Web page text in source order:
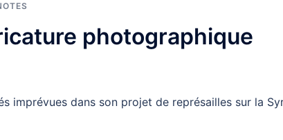
photographique
imprévues dans son projet de représailles sur la